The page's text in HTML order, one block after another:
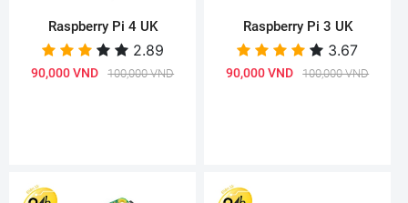
Raspberry Pi 4 UK
2.89
90,000 VND 100,000 VND
Raspberry Pi 3 UK
3.67
90,000 VND 100,000 VND